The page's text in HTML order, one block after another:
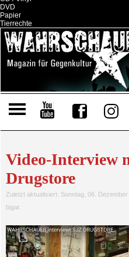
DVD
Papier
Tierrechte
Video-Interview
Drugstore
Zuletzt aktualisiert: Sonntag, 06. Dezember
bigat